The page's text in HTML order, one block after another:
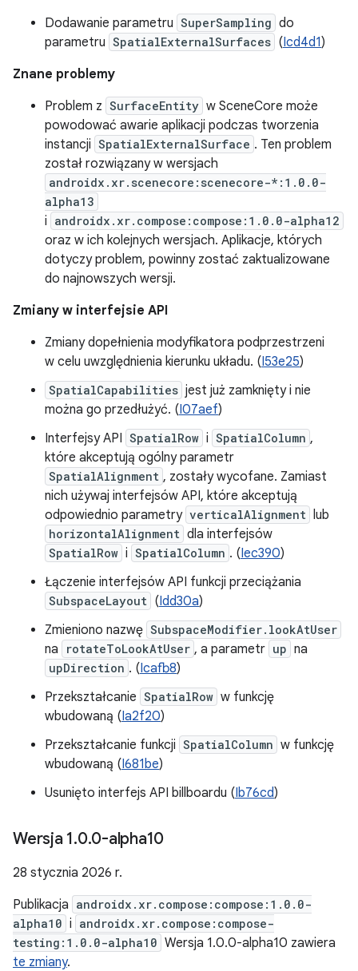
Dodawanie parametru SuperSampling do
parametru SpatialExternalSurfaces (Icd4d1)
Znane problemy
Problem z SurfaceEntity w SceneCore może
powodować awarie aplikacji podczas tworzenia
instancji SpatialExternalSurface . Ten problem
został rozwiązany w wersjach
androidx.xr.scenecore:scenecore-*:1.0.0-
alpha13
i androidx.xr.compose:compose:1.0.0-alpha12
oraz w ich kolejnych wersjach. Aplikacje, których
dotyczy problem, powinny zostać zaktualizowane
do najnowszych wersji.
Zmiany w interfejsie API
Zmiany dopełnienia modyfikatora podprzestrzeni
w celu uwzględnienia kierunku układu. (I53e25)
SpatialCapabilities jest już zamknięty i nie
można go przedłużyć. (I07aef)
Interfejsy API SpatialRow i SpatialColumn ,
które akceptują ogólny parametr
SpatialAlignment , zostały wycofane. Zamiast
nich używaj interfejsów API, które akceptują
odpowiednio parametry verticalAlignment lub
horizontalAlignment dla interfejsów
SpatialRow i SpatialColumn . (Iec390)
Łączenie interfejsów API funkcji przeciążania
SubspaceLayout (Idd30a)
Zmieniono nazwę SubspaceModifier.lookAtUser
na rotateToLookAtUser , a parametr up na
upDirection . (Icafb8)
Przekształcanie SpatialRow w funkcję
wbudowaną (Ia2f20)
Przekształcanie funkcji SpatialColumn w funkcję
wbudowaną (I681be)
Usunięto interfejs API billboardu (Ib76cd)
Wersja 1.0.0-alpha10
28 stycznia 2026 r.
Publikacja androidx.xr.compose:compose:1.0.0-
alpha10 i androidx.xr.compose:compose-
testing:1.0.0-alpha10 Wersja 1.0.0-alpha10 zawiera
te zmiany.